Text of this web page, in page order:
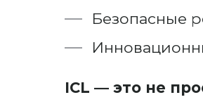
Безопасные
ICL — это не